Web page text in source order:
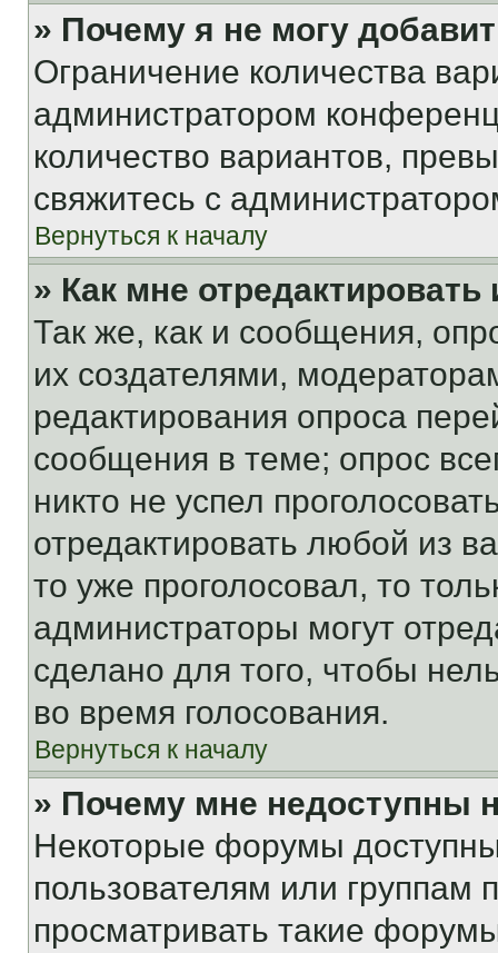
» Почему я не могу
Ограничение количества
администратором
количество вариантов,
свяжитесь с
Вернуться к началу
» Как мне
Так же, как и сообщения,
их создателями,
редактирования опроса
сообщения в теме; опрос
никто не успел
отредактировать любой из
то уже проголосовал, то
администраторы могут
сделано для того, чтобы
во время голосования.
Вернуться к началу
» Почему мне недоступны
Некоторые форумы
пользователям или группам
просматривать такие